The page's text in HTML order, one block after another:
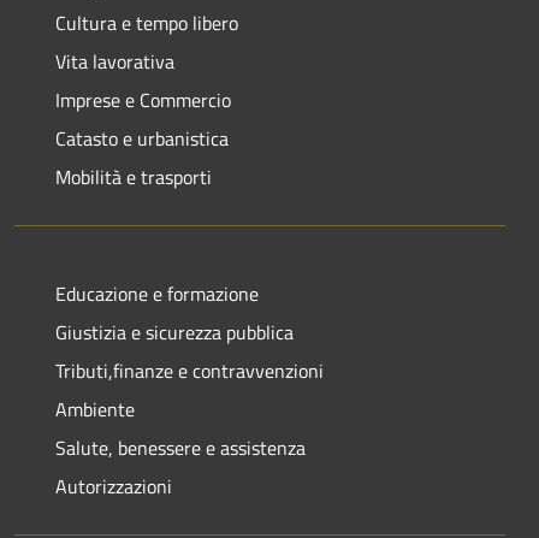
Cultura e tempo libero
Vita lavorativa
Imprese e Commercio
Catasto e urbanistica
Mobilità e trasporti
Educazione e formazione
Giustizia e sicurezza pubblica
Tributi,finanze e contravvenzioni
Ambiente
Salute, benessere e assistenza
Autorizzazioni